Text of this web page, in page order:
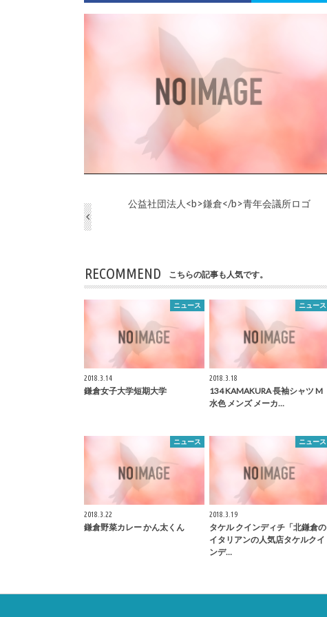
公益社団法人<b>鎌倉</b>青年会議所ロゴ
RECOMMEND こちらの記事も人気です。
ニュース
2018.3.14
鎌倉女子大学短期大学
ニュース
2018.3.18
134KAMAKURA長袖シャツ M
水色 メンズ メーカ…
ニュース
2018.3.22
鎌倉野菜カレー かん太くん
ニュース
2018.3.19
タケル クインディチ「北鎌倉の
イタリアンの人気店タケルクイ
ンデ…